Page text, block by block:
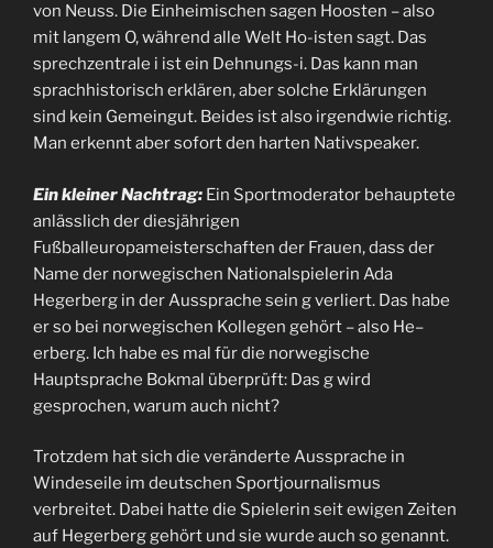
von Neuss. Die Einheimischen sagen Hoosten – also
mit langem O, während alle Welt Ho-isten sagt. Das
sprechzentrale i ist ein Dehnungs-i. Das kann man
sprachhistorisch erklären, aber solche Erklärungen
sind kein Gemeingut. Beides ist also irgendwie richtig.
Man erkennt aber sofort den harten Nativspeaker.
Ein kleiner Nachtrag: Ein Sportmoderator behauptete
anlässlich der diesjährigen
Fußballeuropameisterschaften der Frauen, dass der
Name der norwegischen Nationalspielerin Ada
Hegerberg in der Aussprache sein g verliert. Das habe
er so bei norwegischen Kollegen gehört – also He–
erberg. Ich habe es mal für die norwegische
Hauptsprache Bokmal überprüft: Das g wird
gesprochen, warum auch nicht?
Trotzdem hat sich die veränderte Aussprache in
Windeseile im deutschen Sportjournalismus
verbreitet. Dabei hatte die Spielerin seit ewigen Zeiten
auf Hegerberg gehört und sie wurde auch so genannt.